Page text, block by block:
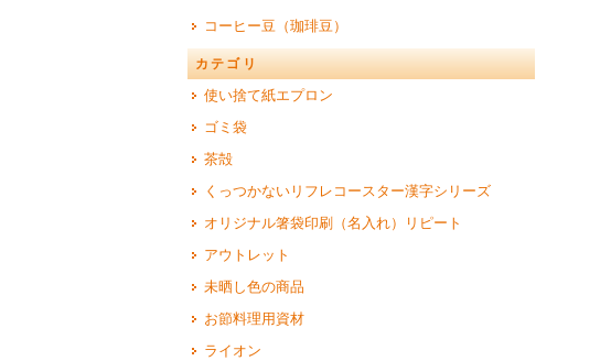
コーヒー豆（珈琲豆）
カテゴリ
使い捨て紙エプロン
ゴミ袋
茶殻
くっつかないリフレコースター漢字シリーズ
オリジナル箸袋印刷（名入れ）リピート
アウトレット
未晒し色の商品
お節料理用資材
ライオン